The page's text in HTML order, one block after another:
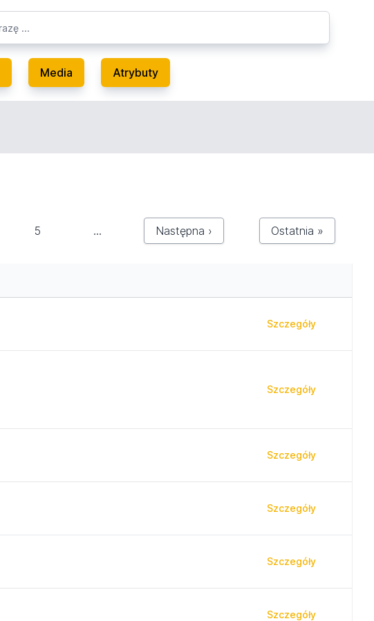
Media Atrybuty
5 … Następna › Ostatnia »
Szczegóły
Szczegóły
Szczegóły
Szczegóły
Szczegóły
Szczegóły